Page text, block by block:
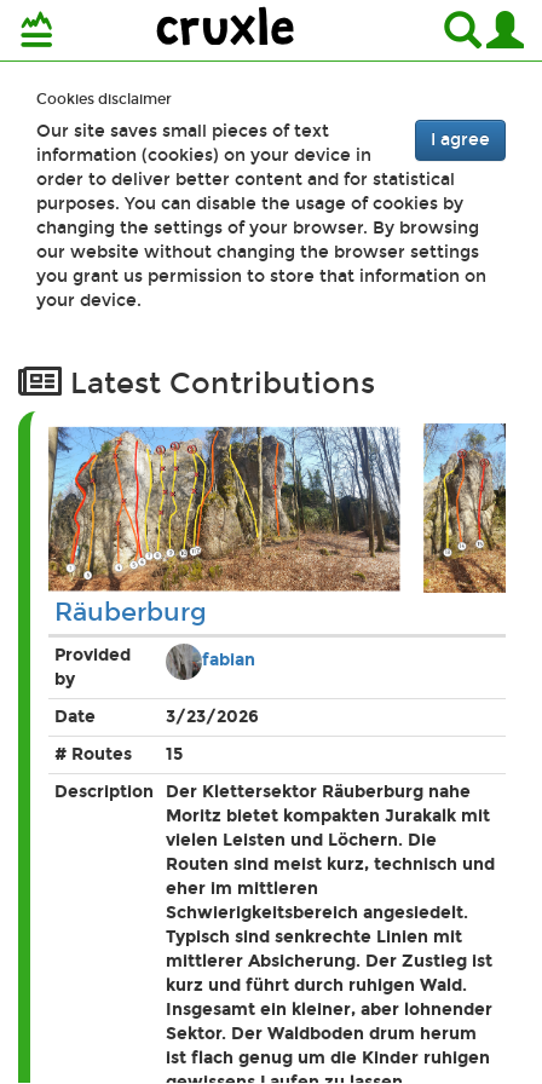
cruxle
Cookies disclaimer
I agree
Our site saves small pieces of text
information (cookies) on your device in
order to deliver better content and for statistical
purposes. You can disable the usage of cookies by
changing the settings of your browser. By browsing
our website without changing the browser settings
you grant us permission to store that information on
your device.
Latest Contributions
Räuberburg
Provided
by
fabian
Date
3/23/2026
# Routes
15
Description
Der Klettersektor Räuberburg nahe
Moritz bietet kompakten Jurakalk mit
vielen Leisten und Löchern. Die
Routen sind meist kurz, technisch und
eher im mittleren
Schwierigkeitsbereich angesiedelt.
Typisch sind senkrechte Linien mit
mittlerer Absicherung. Der Zustieg ist
kurz und führt durch ruhigen Wald.
Insgesamt ein kleiner, aber lohnender
Sektor. Der Waldboden drum herum
ist flach genug um die Kinder ruhigen